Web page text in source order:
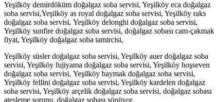
Yeşilköy demirdöküm doğalgaz soba servisi, Yeşilköy eca doğalgaz
soba servisi,Yeşilköy as royal doğalgaz soba servisi, Yeşilköy raks
doğalgaz soba servisi, Yeşilköy delonghi doğalgaz soba servisi,
Yeşilköy sunfire doğalgaz soba servisi, doğalgaz sobası cam-çakmak
fiyat, Yeşilköy doğalgaz soba tamircisi,
Yeşilköy süsler doğalgaz soba servisi, Yeşilköy auer doğalgaz soba
servisi, Yeşilköy fujiyama doğalgaz soba servisi, Yeşilköy hoşseven
doğalgaz soba servisi, Yeşilköy baymak doğalgaz soba servisi,
Yeşilköy fellini doğalgaz soba servisi, Yeşilköy kardelen doğalgaz
soba servisi, Yeşilköy arçelik doğalgaz soba servisi, doğalgaz sobası
ateşleme sorunu, doğalgaz sobası sönüyor,